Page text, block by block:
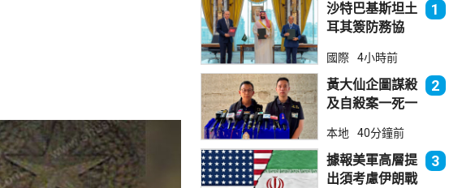
沙特巴基斯坦土
耳其簽防務協
林團結
1
國際 4小時前
黃大仙企圖謀殺
及自殺案一死一
2
本地 40分鐘前
據報美軍高層提
出須考慮伊朗戰
3